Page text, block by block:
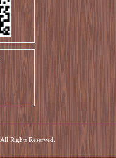
. All Rights Reserved.